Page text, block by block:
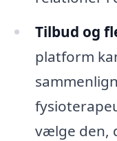
Tilbud og
platform
vælge den,